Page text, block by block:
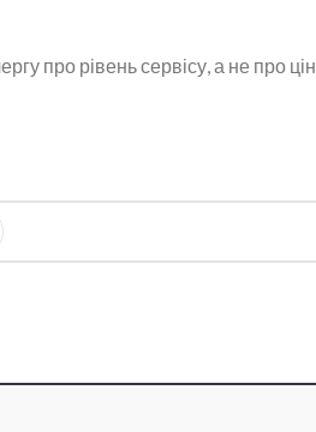
про рівень сервісу, а не про